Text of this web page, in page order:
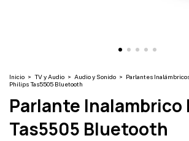
Inicio > TV y Audio > Audio y Sonido > Parlantes
Philips Tas5505 Bluetooth
Parlante Inalambrico
Tas5505 Bluetooth